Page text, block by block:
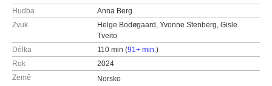
Hudba
Anna Berg
Zvuk
Helge Bodøgaard, Yvonne Stenberg, Gisle
Tveito
Délka
110 min (91+ min.)
Rok
2024
Země
Norsko